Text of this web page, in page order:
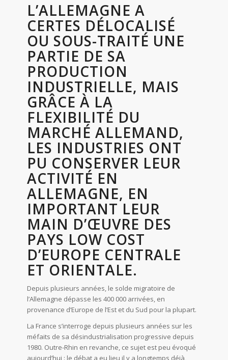
L’ALLEMAGNE A
CERTES DÉLOCALISÉ
OU SOUS-TRAITÉ UNE
PARTIE DE SA
PRODUCTION
INDUSTRIELLE, MAIS
GRÂCE À LA
FLEXIBILITÉ DU
MARCHÉ ALLEMAND,
LES INDUSTRIES ONT
PU CONSERVER LEUR
ACTIVITÉ EN
ALLEMAGNE, EN
IMPORTANT LEUR
MAIN D’ŒUVRE DES
PAYS LOW COST
D’EUROPE CENTRALE
ET ORIENTALE.
Depuis plusieurs années, le solde migratoire de
l’Allemagne dépasse les 400 000 arrivées, en
provenance d’Europe de l’Est et du Sud pour la plupart.
La France s’interroge depuis plusieurs années sur les
méfaits de sa désindustrialisation progressive depuis
1980. Outre-Rhin en revanche, ce sujet est peu évoqué